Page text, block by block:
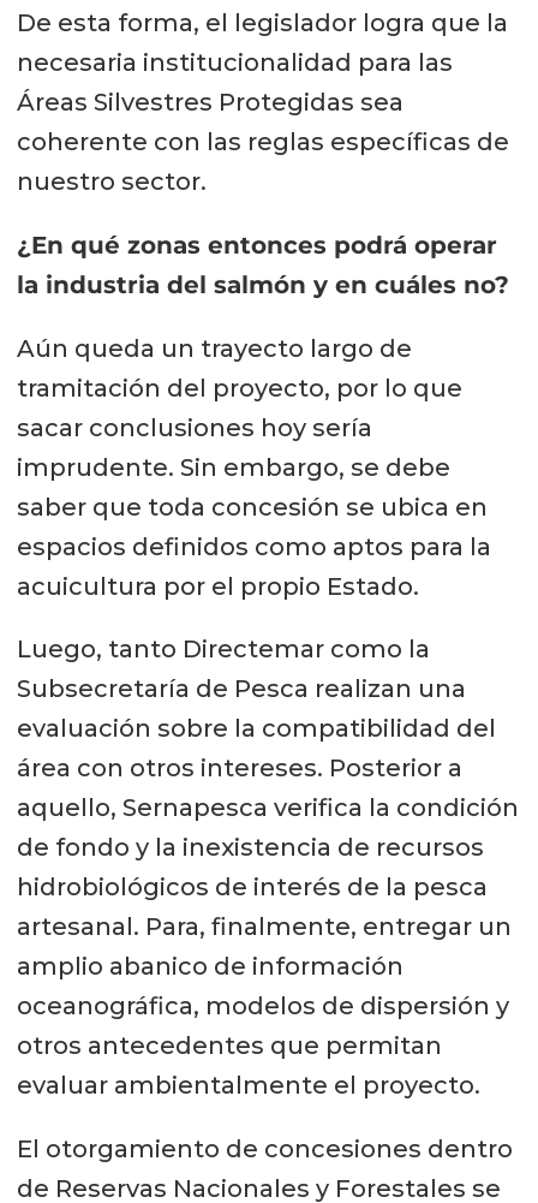
De esta forma, el legislador logra que la
necesaria institucionalidad para las
Áreas Silvestres Protegidas sea
coherente con las reglas específicas de
nuestro sector.
¿En qué zonas entonces podrá operar
la industria del salmón y en cuáles no?
Aún queda un trayecto largo de
tramitación del proyecto, por lo que
sacar conclusiones hoy sería
imprudente. Sin embargo, se debe
saber que toda concesión se ubica en
espacios definidos como aptos para la
acuicultura por el propio Estado.
Luego, tanto Directemar como la
Subsecretaría de Pesca realizan una
evaluación sobre la compatibilidad del
área con otros intereses. Posterior a
aquello, Sernapesca verifica la condición
de fondo y la inexistencia de recursos
hidrobiológicos de interés de la pesca
artesanal. Para, finalmente, entregar un
amplio abanico de información
oceanográfica, modelos de dispersión y
otros antecedentes que permitan
evaluar ambientalmente el proyecto.
El otorgamiento de concesiones dentro
de Reservas Nacionales y Forestales se